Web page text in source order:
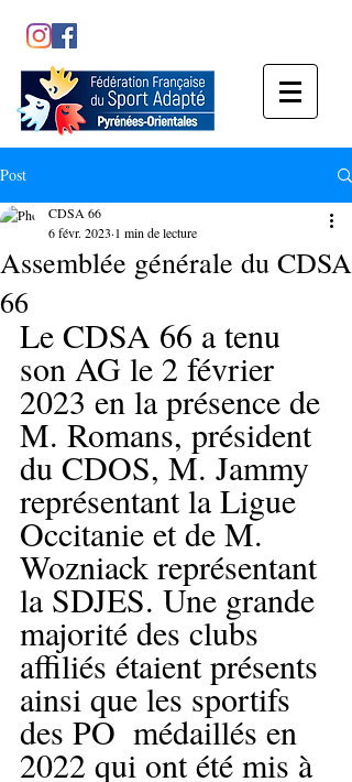
Post
Assemblée générale du CDSA
66
CDSA 66
6 févr. 2023 1 min de lecture
Le CDSA 66 a tenu
son AG le 2 février
2023 en la présence de
M. Romans, président
du CDOS, M. Jammy
représentant la Ligue
Occitanie et de M.
Wozniack représentant
la SDJES. Une grande
majorité des clubs
affiliés étaient présents
ainsi que les sportifs
des PO  médaillés en
2022 qui ont été mis à